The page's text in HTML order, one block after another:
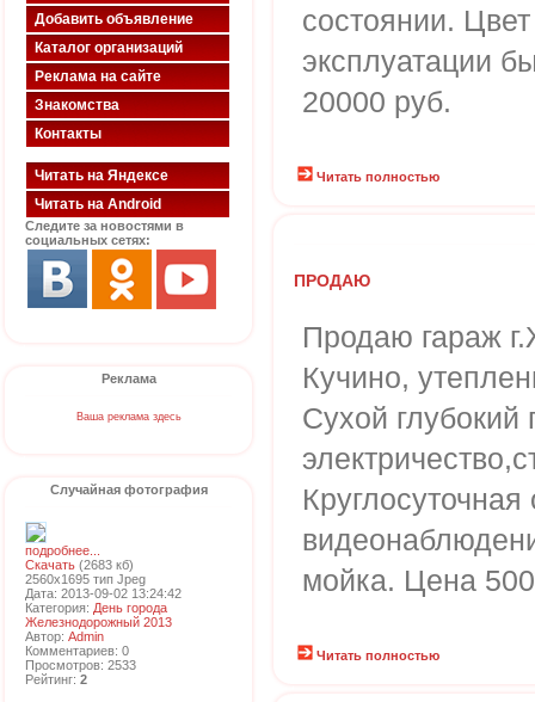
Добавить объявление
Каталог организаций
Реклама на сайте
Знакомства
Контакты
Читать на Яндексе
Читать на Android
Следите за новостями в
социальных сетях:
Реклама
Ваша реклама здесь
Случайная фотография
подробнее...
Скачать (2683 кб)
2560x1695 тип Jpeg
Дата: 2013-09-02 13:24:42
Категория: День города
Железнодорожный 2013
Автор: Admin
Комментариев: 0
Просмотров: 2533
Рейтинг: 2
состоянии.
эксплуатации
20000 руб.
Читать полностью
ПРОДАЮ
Продаю гараж
Кучино,
Сухой глубокий
Круглосуточная
мойка. Цена
Читать полностью